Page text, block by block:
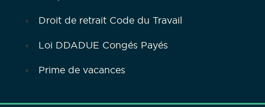
Droit de retrait Code du Travail
Loi DDADUE Congés Payés
Prime de vacances